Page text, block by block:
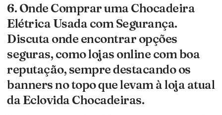
6. Onde Comprar uma Chocadeira
Elétrica Usada com Segurança.
Discuta onde encontrar opções
seguras, como lojas online com boa
reputação, sempre destacando os
banners no topo que levam à loja atual
da Eclovida Chocadeiras.